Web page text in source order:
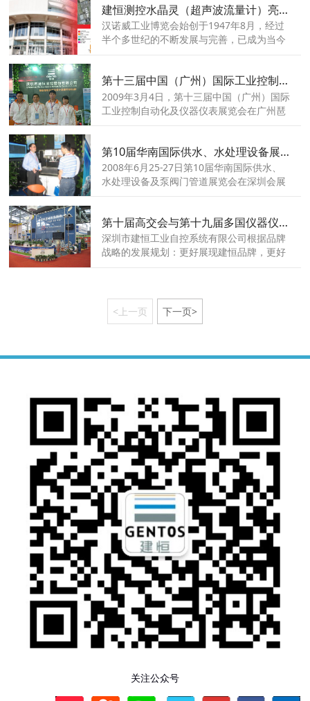
将改变中央空调“用多用少一个样，用与不用
一个样”的不透明局面，意义重大。
建恒测控水晶灵（超声波流量计）亮相德国汉诺威工博会系列报道
汉诺威工业博览会始创于1947年8月，经过
半个多世纪的不断发展与完善，已成为当今
第十三届中国（广州）国际工业控制自动化及仪器仪表展览会
2009年3月4日，第十三届中国（广州）国际
工业控制自动化及仪器仪表展览会在广州琶
第10届华南国际供水、水处理设备展览会
2008年6月25-27日第10届华南国际供水、
水处理设备及泵阀门管道展览会在深圳会展
第十届高交会与第十九届多国仪器仪表展览会
深圳市建恒工业自控系统有限公司根据品牌
战略的发展规划：更好展现建恒品牌，更好
<上一页
下一页>
关注公众号